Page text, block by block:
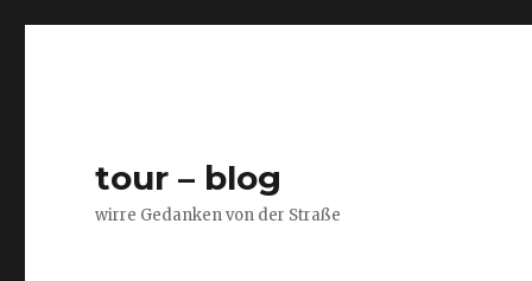
tour – blog
wirre Gedanken von der Straße